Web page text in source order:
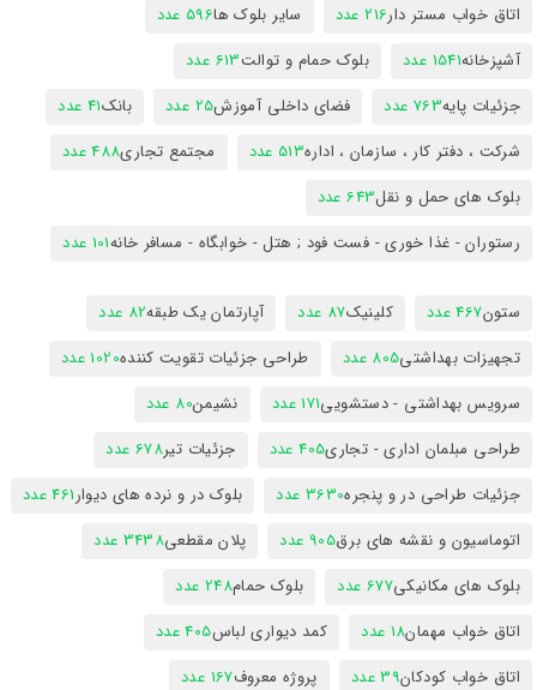
اتاق خواب مستر دار216 عدد سایر بلوک ها596 عدد
آشپزخانه1541 عدد بلوک حمام و توالت613 عدد
جزئیات پایه763 عدد فضای داخلی آموزش25 عدد بانک41 عدد
شرکت ، دفتر کار ، سازمان ، اداره513 عدد مجتمع تجاری488 عدد
بلوک های حمل و نقل643 عدد
رستوران - غذا خوری - فست فود ; هتل - خوابگاه - مسافر خانه101 عدد
ستون467 عدد کلینیک87 عدد آپارتمان یک طبقه82 عدد
تجهیزات بهداشتی805 عدد طراحی جزئیات تقویت کننده1020 عدد
سرویس بهداشتی - دستشویی171 عدد نشیمن80 عدد
طراحی مبلمان اداری - تجاری405 عدد جزئیات تیر678 عدد
جزئیات طراحی در و پنجره3630 عدد بلوک در و نرده های دیوار461 عدد
اتوماسیون و نقشه های برق905 عدد پلان مقطعی3438 عدد
بلوک های مکانیکی677 عدد بلوک حمام248 عدد
اتاق خواب مهمان18 عدد کمد دیواری لباس405 عدد
اتاق خواب کودکان39 عدد پروژه معروف167 عدد